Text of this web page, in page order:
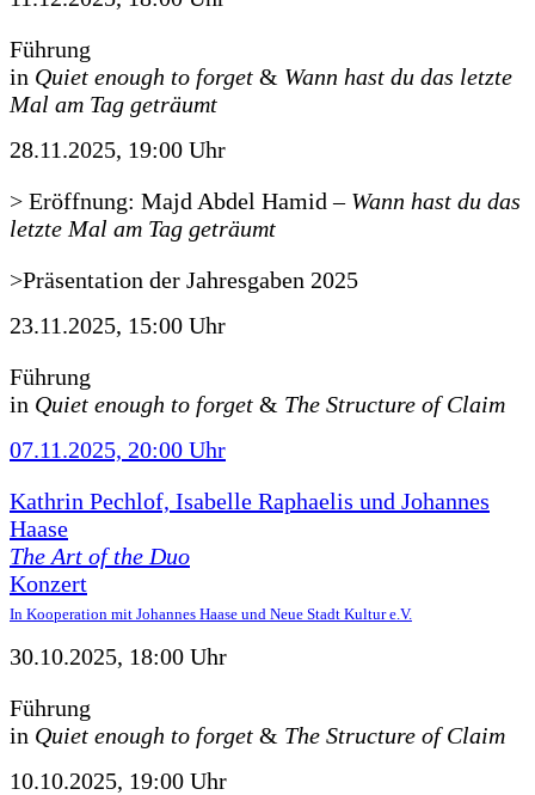
Führung
in Quiet enough to forget & Wann hast du das letzte
Mal am Tag geträumt
28.11.2025, 19:00 Uhr
> Eröffnung: Majd Abdel Hamid – Wann hast du das
letzte Mal am Tag geträumt
>Präsentation der Jahresgaben 2025
23.11.2025, 15:00 Uhr
Führung
in Quiet enough to forget & The Structure of Claim
07.11.2025, 20:00 Uhr
Kathrin Pechlof, Isabelle Raphaelis und Johannes
Haase
The Art of the Duo
Konzert
In Kooperation mit Johannes Haase und Neue Stadt Kultur e.V.
30.10.2025, 18:00 Uhr
Führung
in Quiet enough to forget & The Structure of Claim
10.10.2025, 19:00 Uhr